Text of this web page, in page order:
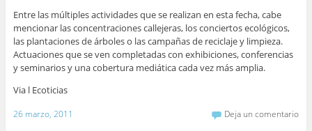
Entre las múltiples actividades que se realizan en esta fecha, cabe
mencionar las concentraciones callejeras, los conciertos ecológicos,
las plantaciones de árboles o las campañas de reciclaje y limpieza.
Actuaciones que se ven completadas con exhibiciones, conferencias
y seminarios y una cobertura mediática cada vez más amplia.
Via l Ecoticias
26 marzo, 2011 Deja un comentario